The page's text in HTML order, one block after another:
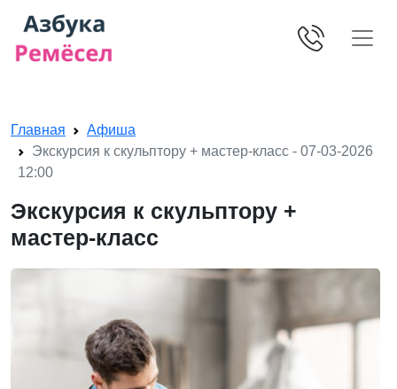
Главная
Афиша
Экскурсия к скульптору + мастер-класс - 07-03-2026
12:00
Экскурсия к скульптору +
мастер-класс